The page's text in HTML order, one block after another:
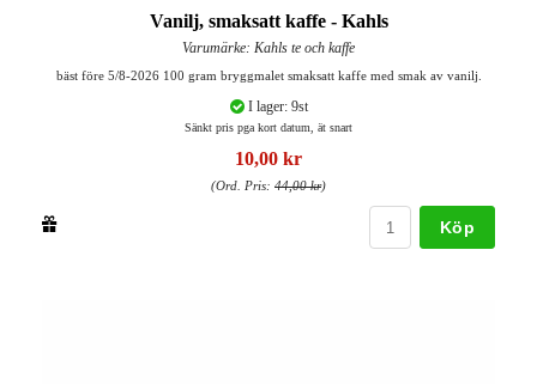
Vanilj, smaksatt kaffe - Kahls
Varumärke: Kahls te och kaffe
bäst före 5/8-2026 100 gram bryggmalet smaksatt kaffe med smak av vanilj.
I lager: 9st
Sänkt pris pga kort datum, ät snart
10,00 kr
(Ord. Pris: 44,00 kr)
Köp